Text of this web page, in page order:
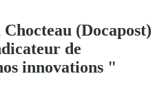
Chocteau (Docapost)
de
innovations "